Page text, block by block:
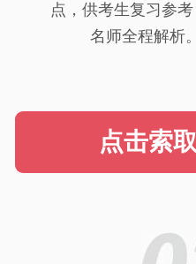
点，供考生复习参
名师全程解析。
点击索